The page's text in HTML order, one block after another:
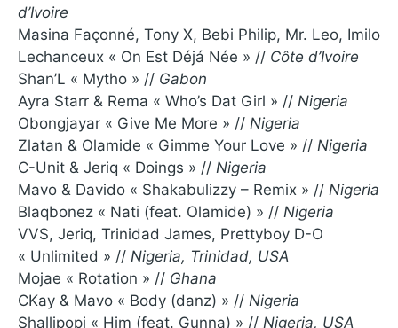
d’Ivoire
Masina Façonné, Tony X, Bebi Philip, Mr. Leo, Imilo
Lechanceux « On Est Déjá Née » // Côte d’Ivoire
Shan’L « Mytho » // Gabon
Ayra Starr & Rema « Who’s Dat Girl » // Nigeria
Obongjayar « Give Me More » // Nigeria
Zlatan & Olamide « Gimme Your Love » // Nigeria
C-Unit & Jeriq « Doings » // Nigeria
Mavo & Davido « Shakabulizzy – Remix » // Nigeria
Blaqbonez « Nati (feat. Olamide) » // Nigeria
VVS, Jeriq, Trinidad James, Prettyboy D-O
« Unlimited » // Nigeria, Trinidad, USA
Mojae « Rotation » // Ghana
CKay & Mavo « Body (danz) » // Nigeria
Shallipopi « Him (feat. Gunna) » // Nigeria, USA